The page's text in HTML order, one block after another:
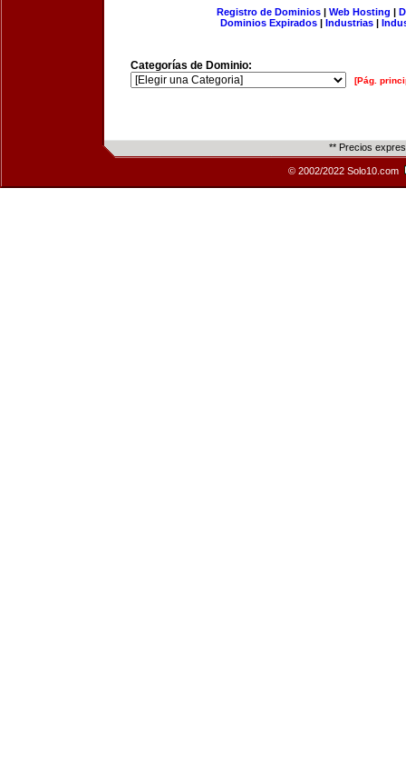
Registro de Dominios| Web Hosting |
Dominios Expirados | Industrias |
Categorías de Dominio:
[Pág.
** Precios
© 2002/2022 Solo10.com